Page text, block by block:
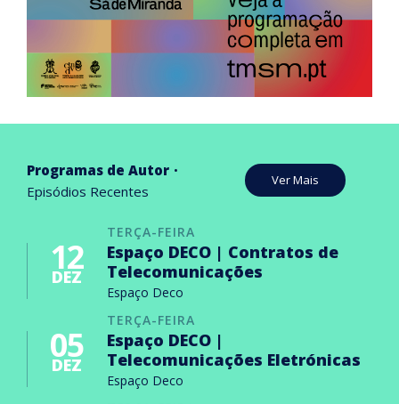
Programas de Autor
Episódios Recentes
Ver Mais
TERÇA-FEIRA
12
DEZ
Espaço DECO | Contratos de
Telecomunicações
Espaço Deco
TERÇA-FEIRA
05
DEZ
Espaço DECO |
Telecomunicações Eletrónicas
Espaço Deco